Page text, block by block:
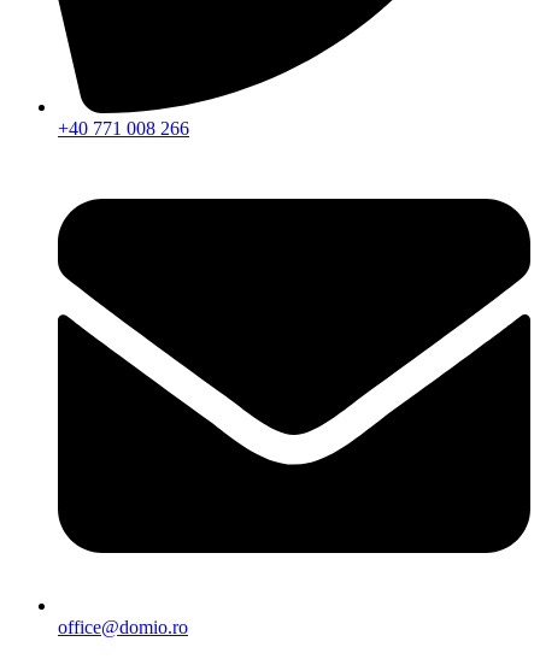
+40 771 008 266
office@domio.ro